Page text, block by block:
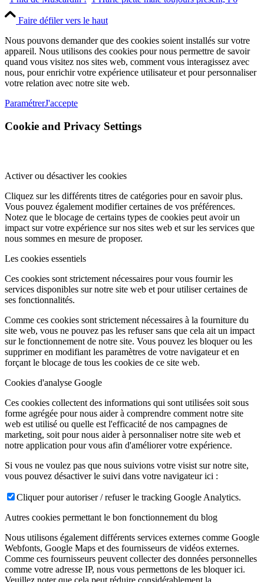
Faire défiler vers le haut
Nous pouvons demander que des cookies soient installés sur votre
appareil. Nous utilisons des cookies pour nous permettre de savoir
quand vous visitez nos sites web, comment vous interagissez avec
nous, pour enrichir votre expérience utilisateur et pour personnaliser
votre relation avec notre site web.
ParamétrerJ'accepte
Cookie and Privacy Settings
Activer ou désactiver les cookies
Cliquez sur les différents titres de catégories pour en savoir plus.
Vous pouvez également modifier certaines de vos préférences.
Notez que le blocage de certains types de cookies peut avoir un
impact sur votre expérience sur nos sites web et sur les services que
nous sommes en mesure de proposer.
Les cookies essentiels
Ces cookies sont strictement nécessaires pour vous fournir les
services disponibles sur notre site web et pour utiliser certaines de
ses fonctionnalités.
Comme ces cookies sont strictement nécessaires à la fourniture du
site web, vous ne pouvez pas les refuser sans que cela ait un impact
sur le fonctionnement de notre site. Vous pouvez les bloquer ou les
supprimer en modifiant les paramètres de votre navigateur et en
forçant le blocage de tous les cookies de ce site web.
Cookies d'analyse Google
Ces cookies collectent des informations qui sont utilisées soit sous
forme agrégée pour nous aider à comprendre comment notre site
web est utilisé ou quelle est l'efficacité de nos campagnes de
marketing, soit pour nous aider à personnaliser notre site web et
notre application pour vous afin d'améliorer votre expérience.
Si vous ne voulez pas que nous suivions votre visist sur notre site,
vous pouvez désactiver le suivi dans votre navigateur ici :
Cliquer pour autoriser / refuser le tracking Google Analytics.
Autres cookies permettant le bon fonctionnement du blog
Nous utilisons également différents services externes comme Google
Webfonts, Google Maps et des fournisseurs de vidéos externes.
Comme ces fournisseurs peuvent collecter des données personnelles
comme votre adresse IP, nous vous permettons de les bloquer ici.